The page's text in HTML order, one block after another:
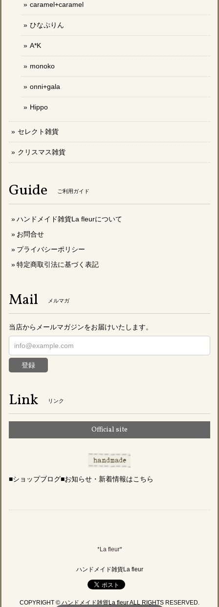
caramel+caramel
ひなぷりん
A*K
monoko
onni+gala
Hippo
セレクト雑貨
クリスマス雑貨
Guide ご利用ガイド
ハンドメイド雑貨La fleurについて
お問合せ
プライバシーポリシー
特定商取引法に基づく表記
Mail メルマガ
当店からメールマガジンをお届けいたします。
登録
Link リンク
Official site
■ショップブログ■お知らせ・新着情報はこちら
*La fleur*
ハンドメイド雑貨La fleur
COPYRIGHT © ハンドメイド雑貨La fleur ALL RIGHTS RESERVED.